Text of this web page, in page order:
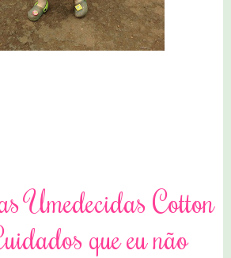
Umedecidas Cotton
que eu não